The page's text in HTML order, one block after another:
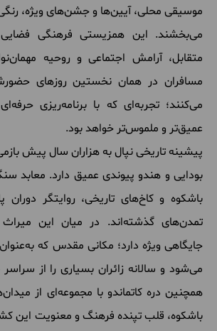
موسیقی محلی، آیین‌ها و جشن‌های ویژه،
می‌بخشند. این همزیستی فرهنگی فضایی
متقابل، آرامش اجتماعی و روحیه
مسافران در همان نخستین روزهای
می‌کنند؛ تجربه‌ای که با برنامه‌ریزی
عمیق‌تر و ملموس‌تر خواهد بود.
پیشینه تاریخی نپال به هزاران سال پیش
بودایی و هندو پیوندی عمیق دارد. معابد
باشکوه و کاخ‌های تاریخی، روایتگر
تمدن‌های گذشته‌اند. در میان این میراث
جایگاهی ویژه دارد؛ مکانی مقدس که به‌عنوان
می‌شود و سالانه زائران بسیاری را از
همچنین دره کاتماندو با مجموعه‌ای از
باشکوه، قلب تپنده فرهنگ و معنویت این